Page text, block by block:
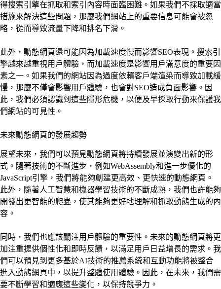
得搜索引擎在抓取和索引內容時面臨困難。如果我們不採取適當
措施來解決這些問題，那麼我們網站上的重要信息可能會被忽
略，從而導致流量下降和排名下滑。
此外，動態網頁還可能因為加載速度慢而影響SEO表現。搜索引
擎越來越重視用戶體驗，而加載速度是影響用戶滿意度的重要因
素之一。如果我們的網站因為過度依賴客戶端渲染而導致加載緩
慢，那麼不僅會影響用戶體驗，也會對SEO造成負面影響。因
此，我們必須認識到這些隱形危機，以便及早採取行動來保護我
們網站的可見性。
未來動態網頁的發展趨勢
展望未來，我們可以預見動態網頁將持續發展並演變出新的形
式。隨著技術的不斷進步，例如WebAssembly和進一步優化的
JavaScript引擎，我們將能夠創建更高效、更快速的動態網頁。
此外，隨著人工智慧和機器學習技術的不斷成熟，我們也許能夠
開發出更智能的爬蟲，使其能夠更好地理解和抓取動態生成的內
容。
同時，我們也應該關注用戶體驗的重要性。未來的動態網頁將更
加注重提供個性化和即時反饋，以滿足用戶日益增長的需求。我
們可以預見到更多基於AI技術的推薦系統和互動功能將被整合
進入動態網頁中，以提升整體使用體驗。因此，在未來，我們需
要不斷學習和適應這些變化，以保持競爭力。